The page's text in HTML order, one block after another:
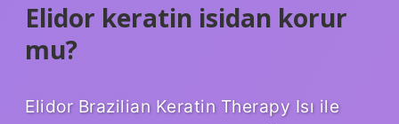
Elidor keratin isidan korur
mu?
Elidor Brazilian Keratin Therapy Isı ile